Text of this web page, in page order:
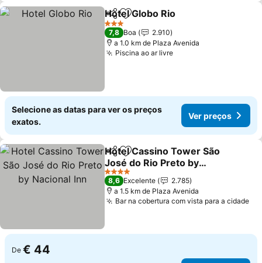
PartilharAdicionar aos favoritos
Hotel Globo Rio
3 Estrelas
7,8 Boa
2.910
a 1.0 km de Plaza Avenida
Piscina ao ar livre
Selecione as datas para ver os preços
exatos.
Ver preços
PartilharAdicionar aos favoritos
Hotel Cassino Tower São
José do Rio Preto by
Nacional Inn
4 Estrelas
8,6 Excelente
2.785
a 1.5 km de Plaza Avenida
Bar na cobertura com vista para a cidade
De € 44